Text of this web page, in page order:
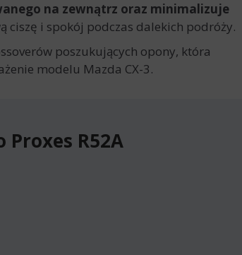
na zewnątrz oraz minimalizuje
ciszę i spokój podczas dalekich podróży.
poszukujących opony, która
modelu Mazda CX-3.
R52A